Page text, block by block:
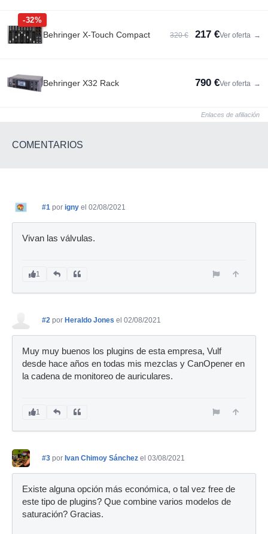
-32%
Behringer X-Touch Compact 320 € 217 €Ver oferta →
Behringer X32 Rack 790 €Ver oferta →
Enlaces de afiliación
COMENTARIOS
#1 por igny el 02/08/2021
Vivan las válvulas.
1
#2 por Heraldo Jones el 02/08/2021
Muy muy buenos los plugins de esta empresa, Vulf
desde hace años en todas mis mezclas y CanOpener en
la cadena de monitoreo de auriculares.
1
#3 por Ivan Chimoy Sánchez el 03/08/2021
Existe alguna opción más económica, o tal vez free de
este tipo de plugins? Que combine varios modelos de
saturación? Gracias.